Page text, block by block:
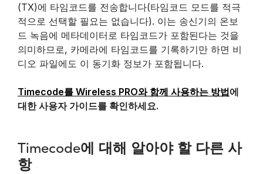
(TX)에 타임코드를 전송합니다(타임코드 모드를 적극
적으로 선택할 필요는 없습니다). 이는 송신기의 온보
드 녹음에 메타데이터로 타임코드가 포함된다는 것을
의미하므로, 카메라에 타임코드를 기록하기만 하면 비
디오 파일에도 이 동기화 정보가 포함됩니다.
Timecode를 Wireless PRO와 함께 사용하는 방법에
대한 사용자 가이드를 확인하세요.
Timecode에 대해 알아야 할 다른 사
항